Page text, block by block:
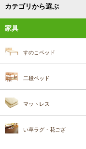
カテゴリから選ぶ
家具
すのこベッド
二段ベッド
マットレス
い草ラグ・花ござ